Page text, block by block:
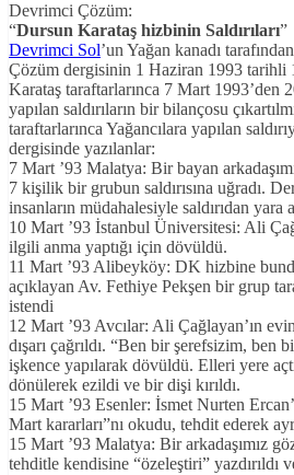
Devrimci Çözüm:
“Dursun Karataş hizbinin Saldırıları”
Devrimci Sol’un Yağan kanadı
Çözüm dergisinin 1 Haziran 1993 tarihli
Karataş taraftarlarınca 7 Mart 1993’den
yapılan saldırıların bir bilançosu
taraftarlarınca Yağancılara yapılan
dergisinde yazılanlar:
7 Mart ’93 Malatya: Bir bayan
7 kişilik bir grubun saldırısına uğradı.
insanların müdahalesiyle saldırıdan yara
10 Mart ’93 İstanbul Üniversitesi: Ali
ilgili anma yaptığı için dövüldü.
11 Mart ’93 Alibeyköy: DK hizbine
açıklayan Av. Fethiye Pekşen bir grup
istendi
12 Mart ’93 Avcılar: Ali Çağlayan’ın
dışarı çağrıldı. “Ben bir şerefsizim, ben
işkence yapılarak dövüldü. Elleri yere
dönülerek ezildi ve bir dişi kırıldı.
15 Mart ’93 Esenler: İsmet Nurten
Mart kararları”nı okudu, tehdit ederek
15 Mart ’93 Malatya: Bir arkadaşımız
tehditle kendisine “özeleştiri” yazdırıldı